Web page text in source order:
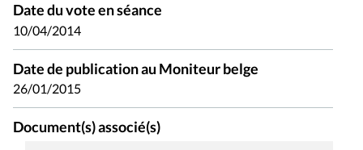
Date du vote en séance
10/04/2014
Date de publication au Moniteur belge
26/01/2015
Document(s) associé(s)